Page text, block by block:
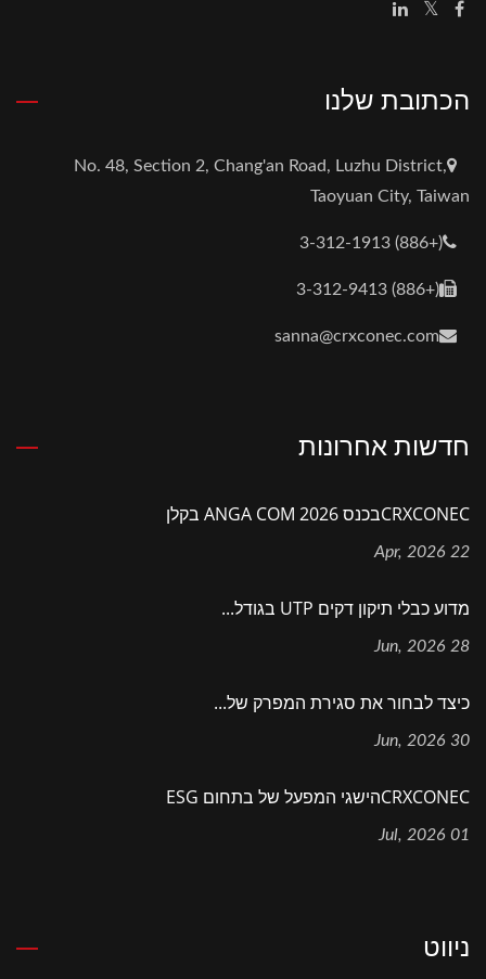
הכתובת שלנו
No. 48, Section 2, Chang'an Road, Luzhu District,
Taoyuan City, Taiwan
(+886) 3-312-1913
(+886) 3-312-9413
sanna@crxconec.com
חדשות אחרונות
CRXCONECבכנס ANGA COM 2026 בקלן
22 Apr, 2026
מדוע כבלי תיקון דקים UTP בגודל...
28 Jun, 2026
כיצד לבחור את סגירת המפרק של...
30 Jun, 2026
CRXCONECהישגי המפעל של בתחום ESG
01 Jul, 2026
ניווט